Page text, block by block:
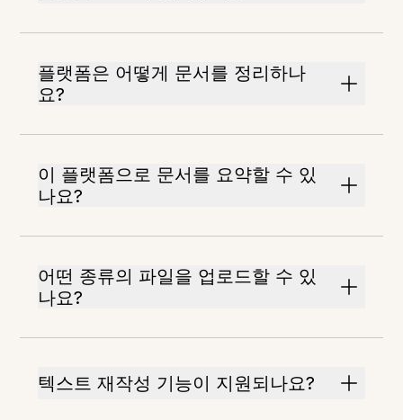
플랫폼은 어떻게 문서를 정리하나
요?
이 플랫폼으로 문서를 요약할 수 있
나요?
어떤 종류의 파일을 업로드할 수 있
나요?
텍스트 재작성 기능이 지원되나요?